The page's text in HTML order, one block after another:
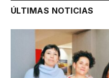
ÚLTIMAS NOTICIAS